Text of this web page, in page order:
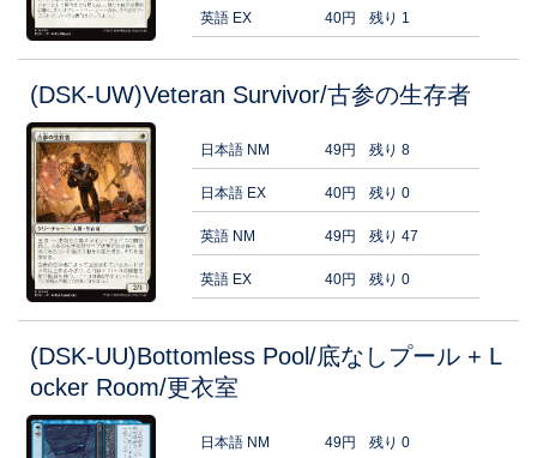
英語 EX 40円 残り 1
(DSK-UW)Veteran Survivor/古参の生存者
日本語 NM 49円 残り 8
日本語 EX 40円 残り 0
英語 NM 49円 残り 47
英語 EX 40円 残り 0
(DSK-UU)Bottomless Pool/底なしプール + L
ocker Room/更衣室
日本語 NM 49円 残り 0